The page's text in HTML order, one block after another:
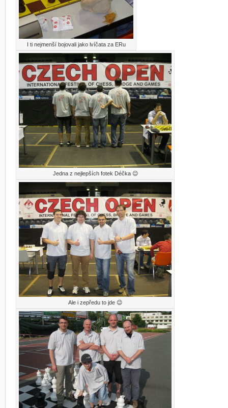
I ti nejmenší bojovali jako lvíčata za ERu
Jedna z nejlepších fotek Déčka 😉
Ale i zepředu to jde 😉